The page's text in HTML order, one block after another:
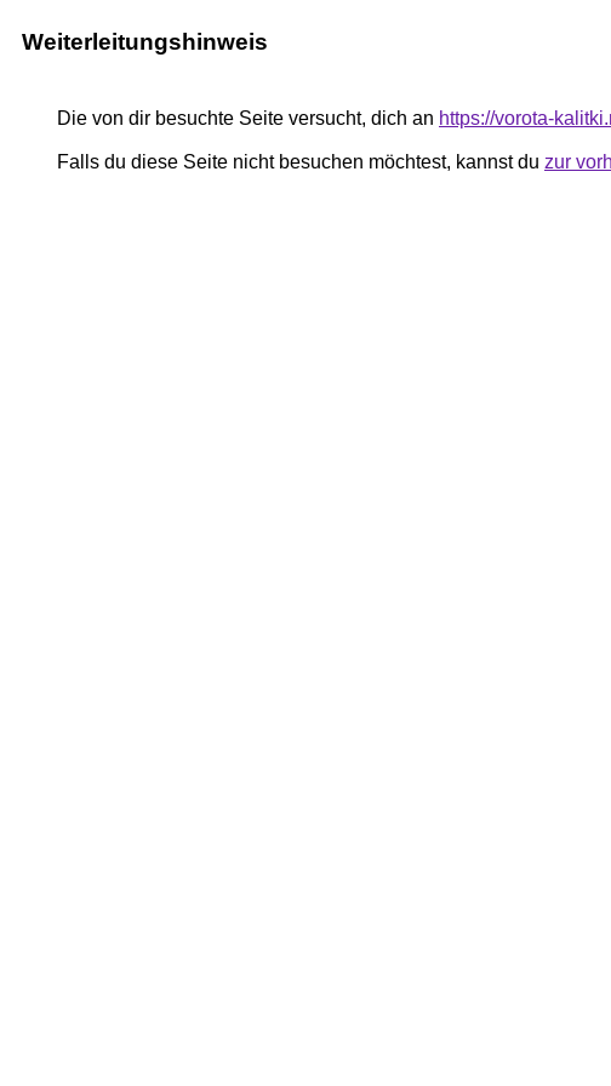
Weiterleitungshinweis
Die von dir besuchte Seite versucht, dich an https://vorota-
Falls du diese Seite nicht besuchen möchtest, kannst du zur